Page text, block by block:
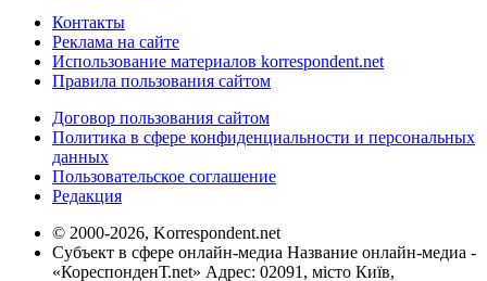
Контакты
Реклама на сайте
Использование материалов korrespondent.net
Правила пользования сайтом
Договор пользования сайтом
Политика в сфере конфиденциальности и персональных
данных
Пользовательское соглашение
Редакция
© 2000-2026, Korrespondent.net
Субъект в сфере онлайн-медиа Название онлайн-медиа -
«КореспонденТ.net» Адрес: 02091, місто Київ,